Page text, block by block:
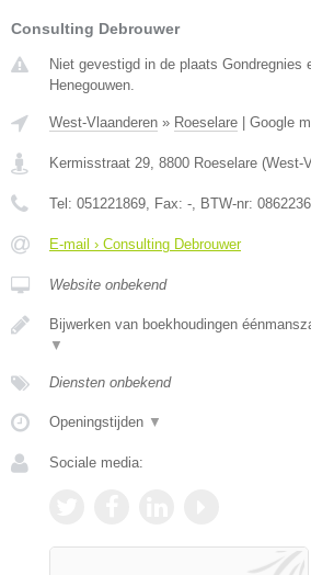
Consulting Debrouwer
Niet gevestigd in de plaats Gondregnies
Henegouwen.
West-Vlaanderen » Roeselare | Google
Kermisstraat 29 8800 Roeselare (West-
Tel: 051221869 , Fax: - , BTW-nr:
E-mail › Consulting Debrouwer
Website onbekend
Bijwerken van boekhoudingen
▼
Diensten onbekend
Openingstijden ▼
Sociale media: